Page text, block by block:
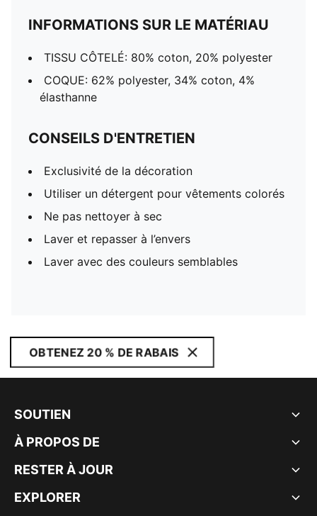
INFORMATIONS SUR LE MATÉRIAU
TISSU CÔTELÉ: 80% coton, 20% polyester
COQUE: 62% polyester, 34% coton, 4%
élasthanne
CONSEILS D'ENTRETIEN
Exclusivité de la décoration
Utiliser un détergent pour vêtements colorés
Ne pas nettoyer à sec
Laver et repasser à l’envers
Laver avec des couleurs semblables
OBTENEZ 20 % DE RABAIS
SOUTIEN
À PROPOS DE
RESTER À JOUR
EXPLORER